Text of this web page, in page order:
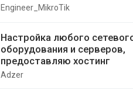
Engineer_MikroTik
Настройка любого
оборудования и серверов,
предоставляю хостинг
Adzer